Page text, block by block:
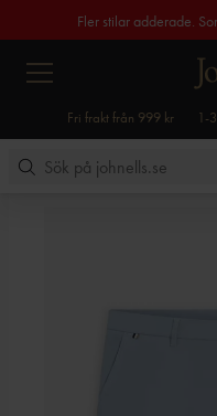
Fler stilar adderade.
Fri frakt från 999 kr 1-